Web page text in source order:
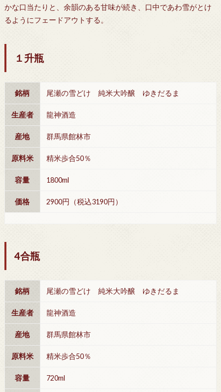
かな口当たりと、余韻のある甘味が続き、口中であわ雪がとけ
るようにフェードアウトする。
１升瓶
銘柄 尾瀬の雪どけ 純米大吟醸 ゆきだるま
生産者 龍神酒造
産地 群馬県館林市
原料米 精米歩合50％
容量 1800ml
価格 2900円（税込3190円）
4合瓶
銘柄 尾瀬の雪どけ 純米大吟醸 ゆきだるま
生産者 龍神酒造
産地 群馬県館林市
原料米 精米歩合50％
容量 720ml